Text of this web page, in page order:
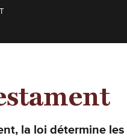
la loi détermine